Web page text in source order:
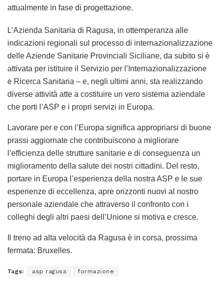
attualmente in fase di progettazione.
L’Azienda Sanitaria di Ragusa, in ottemperanza alle
indicazioni regionali sul processo di internazionalizzazione
delle Aziende Sanitarie Provinciali Siciliane, da subito si è
attivata per istituire il Servizio per l’Internazionalizzazione
e Ricerca Sanitaria – e, negli ultimi anni, sta realizzando
diverse attività atte a costituire un vero sistema aziendale
che porti l’ASP e i propri servizi in Europa.
Lavorare per e con l’Europa significa appropriarsi di buone
prassi aggiornate che contribuiscono a migliorare
l’efficienza delle strutture sanitarie e di conseguenza un
miglioramento della salute dei nostri cittadini. Del resto,
portare in Europa l’esperienza della nostra ASP e le sue
esperienze di eccellenza, apre orizzonti nuovi al nostro
personale aziendale che attraverso il confronto con i
colleghi degli altri paesi dell’Unione si motiva e cresce.
Il treno ad alta velocità da Ragusa è in corsa, prossima
fermata: Bruxelles.
Tags: asp ragusa formazione